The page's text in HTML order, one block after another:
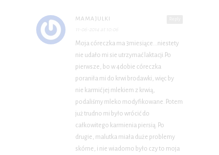
MAMAJULKI
Moja córeczka ma 3miesiące…niestety
nie udało mi sie utrzymać laktacji.Po
pierwsze, bo w 4dobie córeczka
poraniła mi do krwi brodawki, więc by
nie karmić jej mlekiem z krwią,
podaliśmy mleko modyfikowane. Potem
już trudno mi było wrócić do
całkowitego karmienia piersią. Po
drugie, malutka miała duże problemy
skórne, i nie wiadomo było czy to moja